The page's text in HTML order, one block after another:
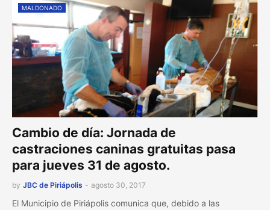
MALDONADO
Cambio de día: Jornada de
castraciones caninas gratuitas pasa
para jueves 31 de agosto.
by JBC de Piriápolis - agosto 30, 2017
El Municipio de Piriápolis comunica que, debido a las